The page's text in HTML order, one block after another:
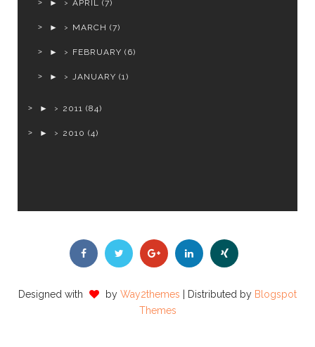
► APRIL (7)
► MARCH (7)
► FEBRUARY (6)
► JANUARY (1)
► 2011 (84)
► 2010 (4)
Designed with by Way2themes | Distributed by Blogspot
Themes